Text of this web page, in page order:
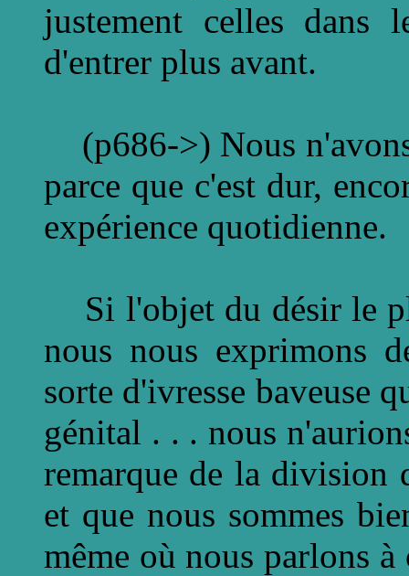
justement celles dans
d'entrer plus avant.
(p686->) Nous
parce que c'est dur,
expérience quotidienne.
Si l'objet du désir le
nous nous exprimons
sorte d'ivresse baveuse
génital . . . nous
remarque de la division
et que nous sommes
même où nous parlons